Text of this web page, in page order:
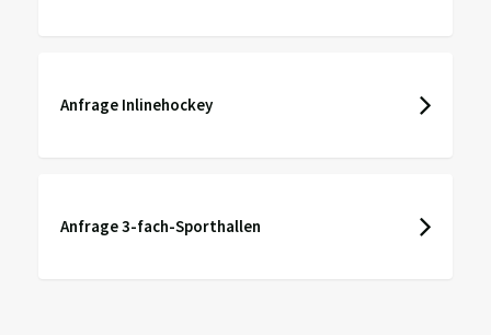
Anfrage Inlinehockey
Anfrage 3-fach-Sporthallen